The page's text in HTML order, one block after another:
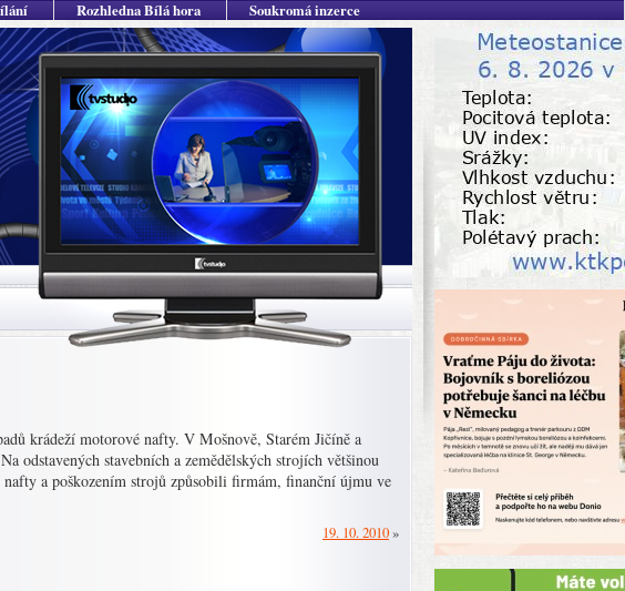
Rozhledna Bílá hora Soukromá inzerce
krádeží motorové nafty. V Mošnově, Starém Jičíně a
stavebních a zemědělských strojích většinou
a poškozením strojů způsobili firmám, finanční újmu ve
19. 10. 2010»